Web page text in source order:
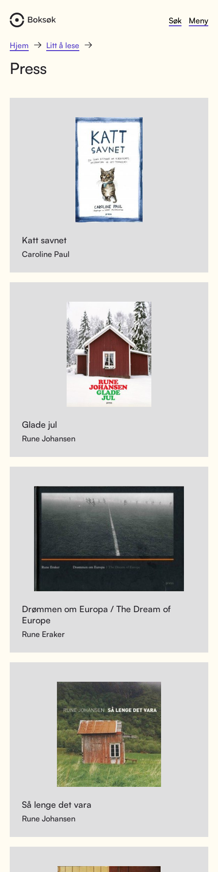
Søk Meny
Hjem Litt å lese
Press
Katt savnet
Caroline Paul
Glade jul
Rune Johansen
Drømmen om Europa / The Dream of
Europe
Rune Eraker
Så lenge det vara
Rune Johansen